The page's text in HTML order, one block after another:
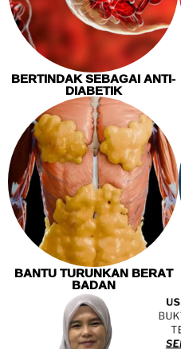
BERTINDAK SEBAGAI ANTI-
DIABETIK
BANTU TURUNKAN BERAT
BADAN